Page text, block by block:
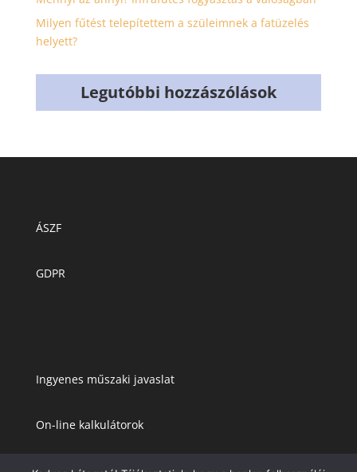
Milyen fűtést telepítettem a szüleimnek a fatüzelés
helyett?
Legutóbbi hozzászólások
ÁSZF
GDPR
Ingyenes műszaki javaslat
On-line kalkulátorok